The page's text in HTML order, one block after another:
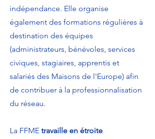
indépendance. Elle organise
également des formations régulières à
destination des équipes
(administrateurs, bénévoles, services
civiques, stagiaires, apprentis et
salariés des Maisons de l'Europe) afin
de contribuer à la professionnalisation
du réseau.
La FFME travaille en étroite